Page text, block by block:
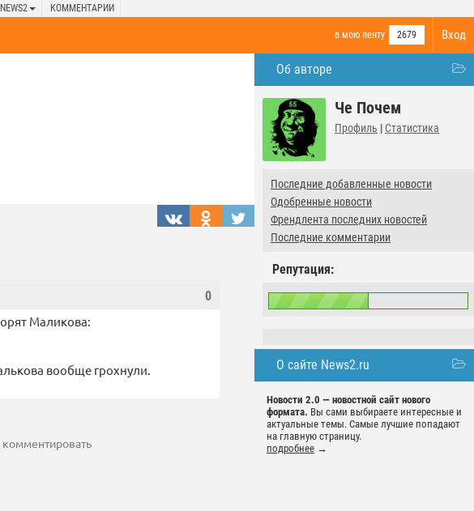
КОММЕНТАРИИ
Вход
в мою ленту 2679
Об авторе
Че Почем
Профиль | Статистика
Последние добавленные новости
Одобренные новости
Френдлента последних новостей
Последние комментарии
Репутация:
О сайте News2.ru
Новости 2.0 — новостной сайт нового
формата. Вы сами выбираете интересные и
актуальные темы. Самые лучшие попадают
на главную страницу.
подробнее →
0
Маликова:
вообще грохнули.
комментировать